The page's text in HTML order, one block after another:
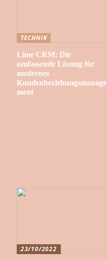
TECHNIK
Lime CRM: Die
umfassende Lösung für
modernes
Kundenbeziehungsmanage
ment
23/10/2022